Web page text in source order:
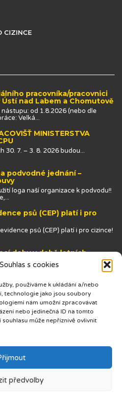
s cookies
používáme k ukládání a/nebo
technologie jako jsou soubory
nám umožní zpracovávat
nebo jedinečná ID na tomto
může nepříznivě ovlivnit
předvolby
CIZINCE
pracovníka/pracovnici
nad Labem a Chomutově
od 1.8.2026 (nebo dle
Velká...
MINISTERSTVA
30. 7. – 3. 8. 2026 budou...
podvodné jednání –
loga naší organizace k podvodu!!
psů (CEP) platí i pro
psů (CEP) platí i pro cizince!
doby v době letních